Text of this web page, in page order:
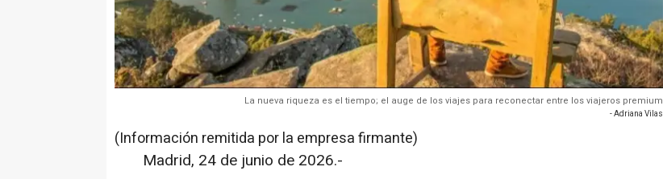
La nueva riqueza es el tiempo; el auge de los viajes para reconectar entre los viajeros premium
- Adriana Vilas
(Información remitida por la empresa firmante)
Madrid, 24 de junio de 2026.-